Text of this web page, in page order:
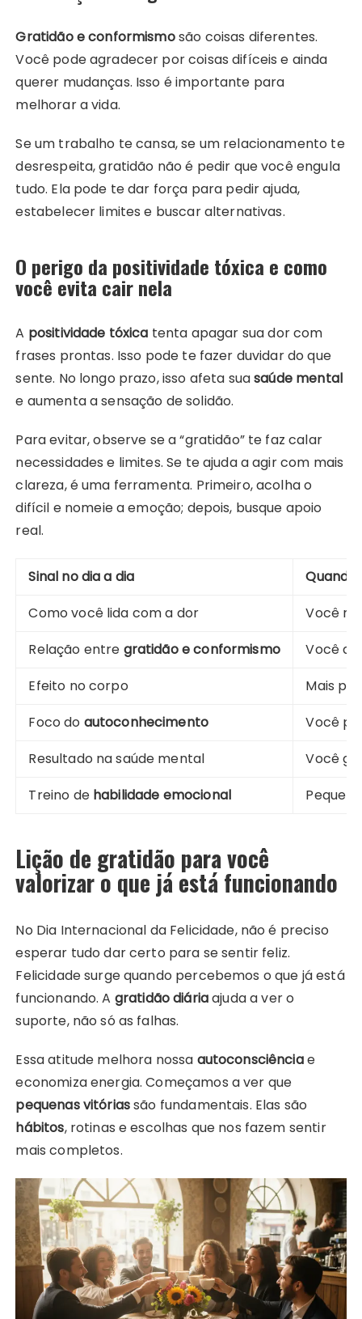
Gratidão e conformismosão coisas diferentes.
Você pode agradecer por coisas difíceis e ainda
querer mudanças. Isso é importante para
melhorar a vida.
Se um trabalho te cansa, se um relacionamento te
desrespeita, gratidão não é pedir que você engula
tudo. Ela pode te dar força para pedir ajuda,
estabelecer limites e buscar alternativas.
O perigo da positividade tóxica e como
você evita cair nela
A positividade tóxica tenta apagar sua dor com
frases prontas. Isso pode te fazer duvidar do que
sente. No longo prazo, isso afeta suasaúde mental
e aumenta a sensação de solidão.
Para evitar, observe se a “gratidão” te faz calar
necessidades e limites. Se te ajuda a agir com mais
clareza, é uma ferramenta. Primeiro, acolha o
difícil e nomeie a emoção; depois, busque apoio
real.
Sinal no dia a dia
Como você lida com a dor
Você
Relação entre gratidão e conformismo
Você
Efeito no corpo
Mais
Foco do autoconhecimento
Você
Resultado na saúde mental
Você
Treino de habilidade emocional
Lição de gratidão para você
valorizar o que já está funcionando
No Dia Internacional da Felicidade, não é preciso
esperar tudo dar certo para se sentir feliz.
Felicidade surge quando percebemos o que já está
funcionando. A gratidão diáriaajuda a ver o
suporte, não só as falhas.
Essa atitude melhora nossa autoconsciênciae
economiza energia. Começamos a ver que
pequenas vitóriassão fundamentais. Elas são
hábitos, rotinas e escolhas que nos fazem sentir
mais completos.